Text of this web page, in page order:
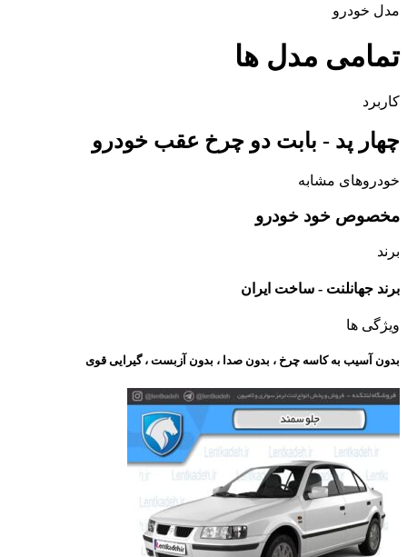
مدل خودرو
تمامی مدل ها
کاربرد
چهار پد - بابت دو چرخ عقب خودرو
خودروهای مشابه
مخصوص خود خودرو
برند
برند جهانلنت - ساخت ایران
ویژگی ها
بدون آسیب به کاسه چرخ ، بدون صدا ، بدون آزبست ، گیرایی قوی​